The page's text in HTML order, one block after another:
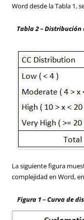
Word desde la Tabla 1,
Tabla 2 –
La siguiente figura
complejidad en Word,
Figura 1 – Curva de